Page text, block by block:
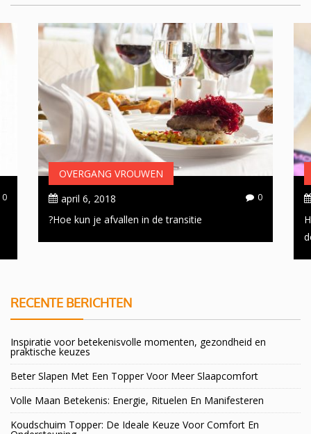
OVERGANG VROUWEN
april 6, 2018
0
Hoe kun je afvallen in de transitie?
0
RECENTE BERICHTEN
Inspiratie voor betekenisvolle momenten, gezondheid en
praktische keuzes
Beter Slapen Met Een Topper Voor Meer Slaapcomfort
Volle Maan Betekenis: Energie, Rituelen En Manifesteren
Koudschuim Topper: De Ideale Keuze Voor Comfort En